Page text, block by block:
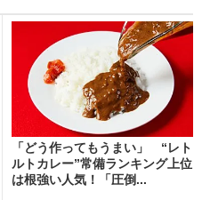
「どう作ってもうまい」 “レト
ルトカレー”常備ランキング上位
は根強い人気！「圧倒...